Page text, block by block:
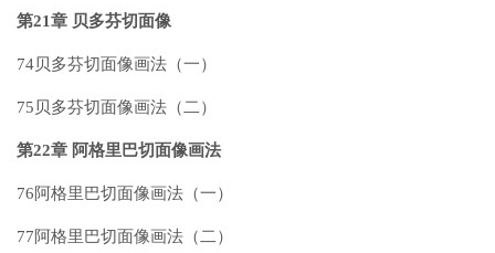
第21章 贝多芬切面像
74贝多芬切面像画法（一）
75贝多芬切面像画法（二）
第22章 阿格里巴切面像画法
76阿格里巴切面像画法（一）
77阿格里巴切面像画法（二）